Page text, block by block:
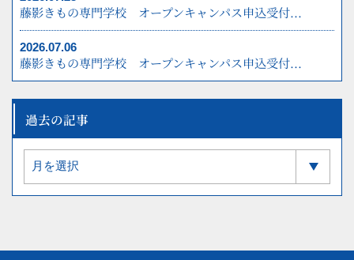
藤影きもの専門学校 オープンキャンパス申込受付...
2026.07.06
藤影きもの専門学校 オープンキャンパス申込受付...
過去の記事